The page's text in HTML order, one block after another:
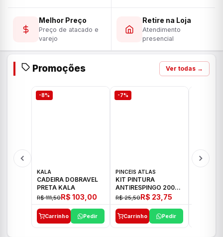
Melhor Preço
Preço de atacado e
varejo
Retire na Loja
Atendimento
presencial
Promoções Ver todas →
-8%
KALA
CADEIRA DOBRAVEL
PRETA KALA
R$ 111,50R$ 103,00
Carrinho Pedir
-7%
PINCEIS ATLAS
KIT PINTURA
ANTIRESPINGO 2003
ATLAS 03 PCS
R$ 25,50R$ 23,75
Carrinho Pedir